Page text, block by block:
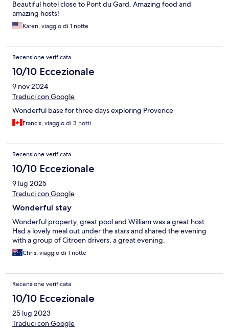
Beautiful hotel close to Pont du Gard. Amazing food and
amazing hosts!
Karen, viaggio di 1 notte
Recensione verificata
10/10 Eccezionale
9 nov 2024
Traduci con Google
Wonderful base for three days exploring Provence
Francis, viaggio di 3 notti
Recensione verificata
10/10 Eccezionale
9 lug 2025
Traduci con Google
Wonderful stay
Wonderful property, great pool and William was a great host.
Had a lovely meal out under the stars and shared the evening
with a group of Citroen drivers, a great evening.
Chris, viaggio di 1 notte
Recensione verificata
10/10 Eccezionale
25 lug 2023
Traduci con Google